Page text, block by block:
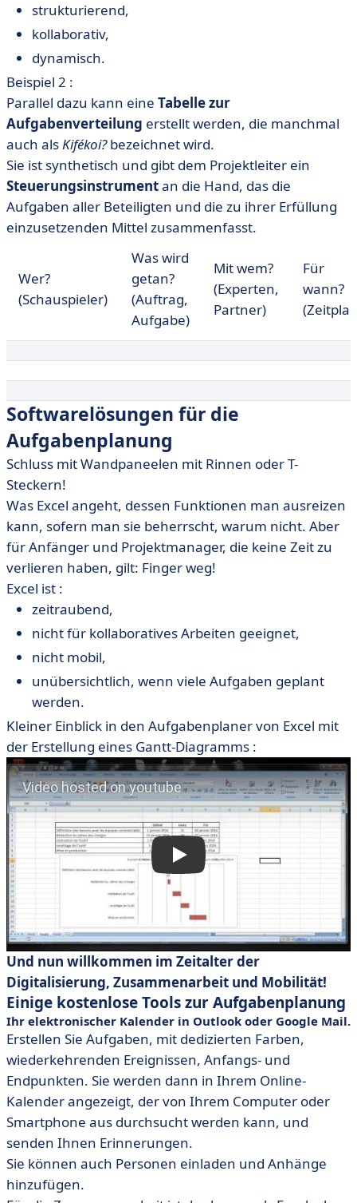
strukturierend,
kollaborativ,
dynamisch.
Beispiel 2 :
Parallel dazu kann eine Tabelle zur
Aufgabenverteilung erstellt werden, die manchmal
auch alsKifékoi?bezeichnet wird.
Sie ist synthetisch und gibt dem Projektleiter ein
Steuerungsinstrumentan die Hand, das die
Aufgaben aller Beteiligten und die zu ihrer Erfüllung
einzusetzenden Mittel zusammenfasst.
Wer?
(Schauspieler)
Was wird
getan?
(Auftrag,
Aufgabe)
Mit wem?
(Experten,
Partner)
Für
wann?
Softwarelösungen für die
Aufgabenplanung
Schluss mit Wandpaneelen mit Rinnen oder T-
Steckern!
Was Excel angeht, dessen Funktionen man ausreizen
kann, sofern man sie beherrscht, warum nicht. Aber
für Anfänger und Projektmanager, die keine Zeit zu
verlieren haben, gilt: Finger weg!
Excel ist :
zeitraubend,
nicht für kollaboratives Arbeiten geeignet,
nicht mobil,
unübersichtlich, wenn viele Aufgaben geplant
werden.
Kleiner Einblick in den Aufgabenplaner von Excel mit
der Erstellung eines Gantt-Diagramms :
Und nun willkommen im Zeitalter der
Digitalisierung, Zusammenarbeit und Mobilität!
Einige kostenlose Tools zur Aufgabenplanung
Ihr elektronischer Kalender in Outlook oder Google Mail.
Erstellen Sie Aufgaben, mit dedizierten Farben,
wiederkehrenden Ereignissen, Anfangs- und
Endpunkten. Sie werden dann in Ihrem Online-
Kalender angezeigt, der von Ihrem Computer oder
Smartphone aus durchsucht werden kann, und
senden Ihnen Erinnerungen.
Sie können auch Personen einladen und Anhänge
hinzufügen.